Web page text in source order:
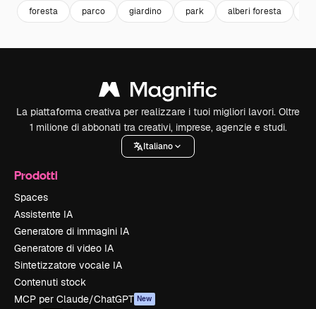
foresta parco giardino park alberi foresta
La piattaforma creativa per realizzare i tuoi migliori lavori. Oltre
1 milione di abbonati tra creativi, imprese, agenzie e studi.
Italiano
Prodotti
Spaces
Assistente IA
Generatore di immagini IA
Generatore di video IA
Sintetizzatore vocale IA
Contenuti stock
MCP per Claude/ChatGPT New